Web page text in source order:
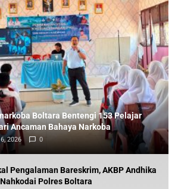
Boltara Bentengi 153 Pelajar
Ancaman Bahaya Narkoba
2026 0
Pengalaman Bareskrim, AKBP Andhika
Polres Boltara